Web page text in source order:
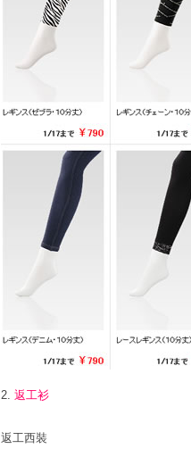
2.返工衫
返工西裝